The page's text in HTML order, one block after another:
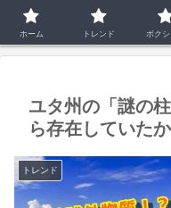
トレンド
ユタ州の「謎の
ら存在していたか
トレンド
ホーム トレンド ボク